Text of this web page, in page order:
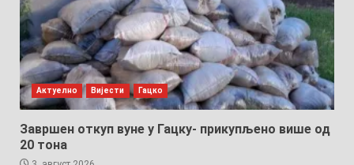
Актуелно Вијести Гацко
Завршен откуп вуне у Гацку- прикупљено више од
20 тона